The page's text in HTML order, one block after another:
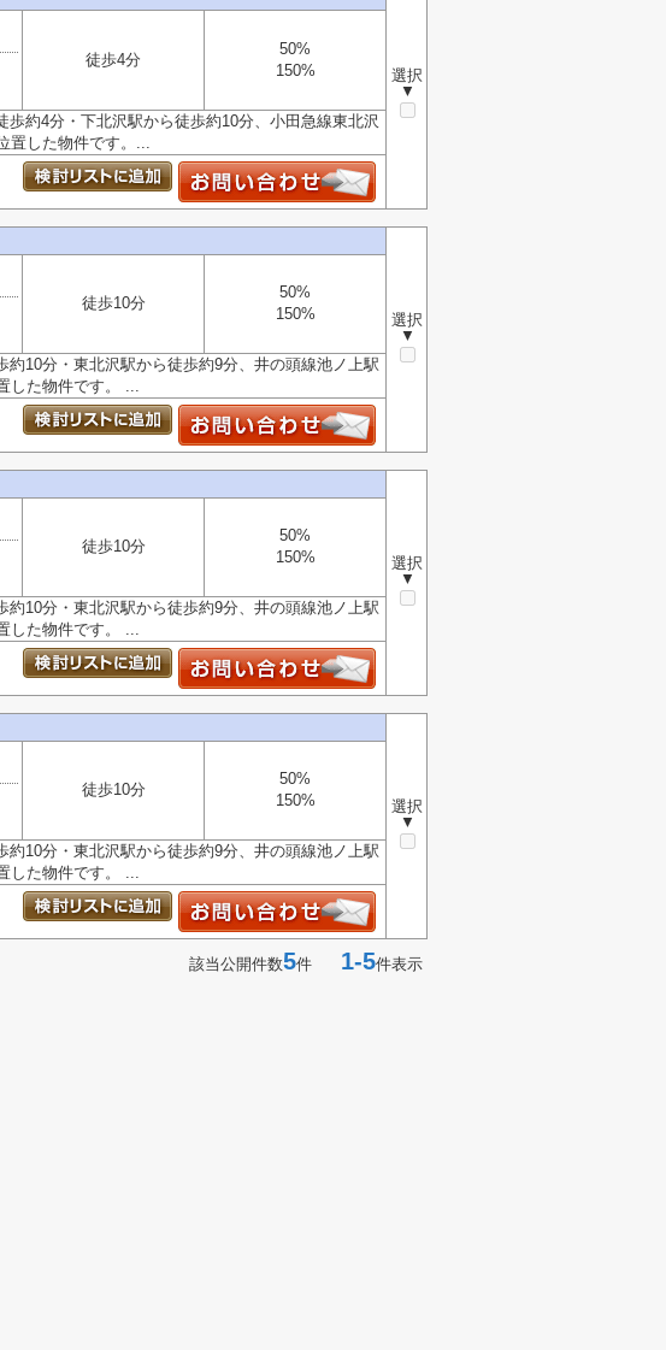
選択
▼
徒歩4分
50%
150%
約4分・下北沢駅から徒歩約10分、小田急線東北沢
置した物件です。...
選択
▼
徒歩10分
50%
150%
10分・東北沢駅から徒歩約9分、井の頭線池ノ上駅
した物件です。 ...
選択
▼
徒歩10分
50%
150%
10分・東北沢駅から徒歩約9分、井の頭線池ノ上駅
した物件です。 ...
選択
▼
徒歩10分
50%
150%
10分・東北沢駅から徒歩約9分、井の頭線池ノ上駅
した物件です。 ...
該当公開件数5件 1-5件表示